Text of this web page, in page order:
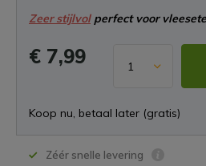
Zeer stijlvolperfect voor
€ 7,99
Koop nu, betaal later (gratis)
Zéér snelle levering